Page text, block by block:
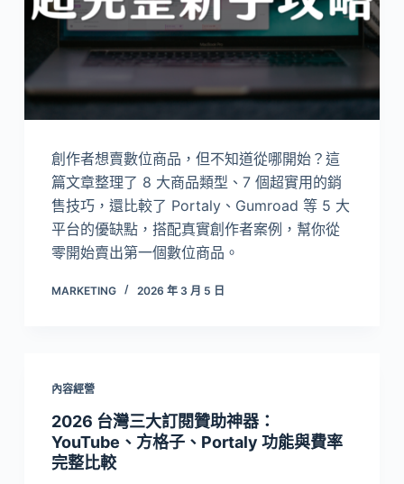
創作者想賣數位商品，但不知道從哪開始？這
篇文章整理了 8 大商品類型、7 個超實用的銷
售技巧，還比較了 Portaly、Gumroad 等 5 大
平台的優缺點，搭配真實創作者案例，幫你從
零開始賣出第一個數位商品。
MARKETING 2026 年 3 月 5 日
內容經營
2026 台灣三大訂閱贊助神器：
YouTube、方格子、Portaly 功能與費率
完整比較